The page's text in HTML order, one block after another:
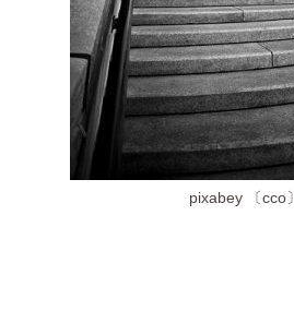
pixabey 〔cco〕